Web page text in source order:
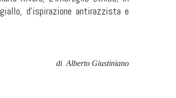
d’ispirazione antirazzista e
di Alberto Giustiniano